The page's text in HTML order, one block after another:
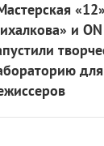
и